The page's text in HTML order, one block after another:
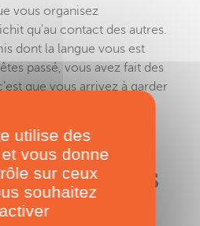
vous organisez
qu'au contact des autres.
dont la langue vous est
passé, vous avez fait des
que vous arrivez à garder
vie à
cata, vous
utilise des
vous donne
sur ceux
souhaitez
activer